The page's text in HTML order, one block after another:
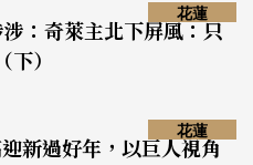
：奇萊主北下屏風：只
）
花蓮
新過好年，以巨人視角
花蓮